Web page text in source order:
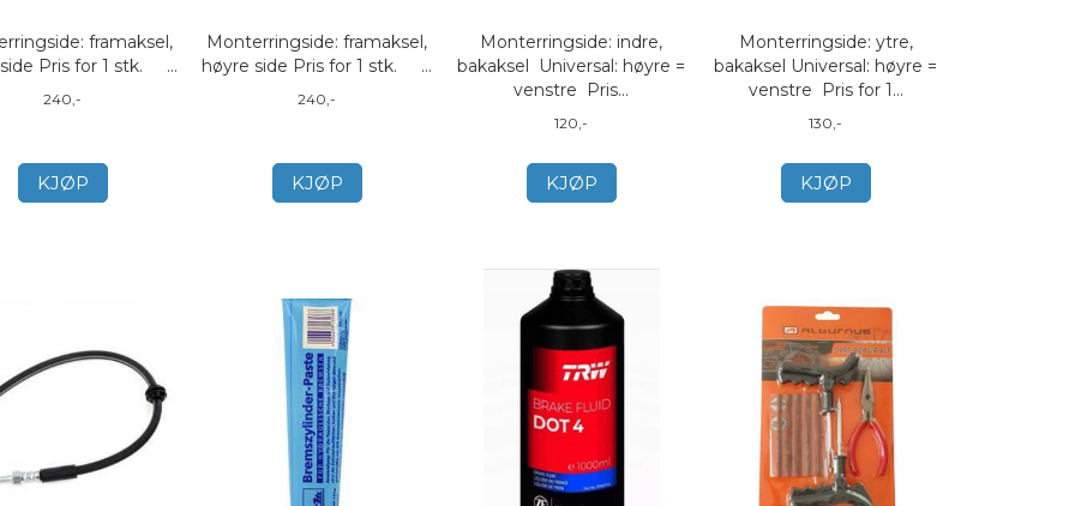
framaksel,
Pris for 1 stk. ...
240,-
KJØP
Monterringside: framaksel,
høyre side Pris for 1 stk. ...
240,-
KJØP
Monterringside: indre,
bakaksel Universal: høyre =
venstre Pris...
120,-
KJØP
Monterringside: ytre,
bakaksel Universal: høyre =
venstre Pris for 1...
130,-
KJØP